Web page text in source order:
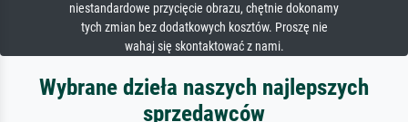
niestandardowe przycięcie obrazu, chętnie dokonamy
tych zmian bez dodatkowych kosztów. Proszę nie
wahaj się skontaktować z nami.
Wybrane dzieła naszych najlepszych
sprzedawców